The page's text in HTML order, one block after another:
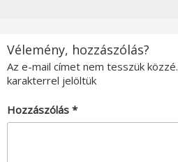
Vélemény, hozzászólás?
Az e-mail címet nem tesszük közzé.
karakterrel jelöltük
Hozzászólás *